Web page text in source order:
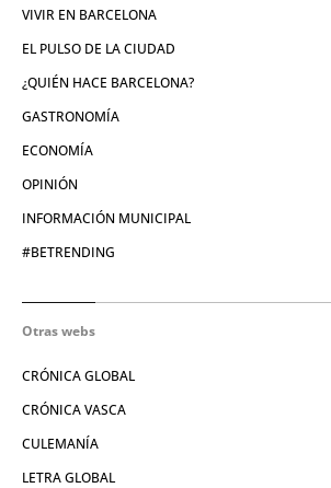
VIVIR EN BARCELONA
EL PULSO DE LA CIUDAD
¿QUIÉN HACE BARCELONA?
GASTRONOMÍA
ECONOMÍA
OPINIÓN
INFORMACIÓN MUNICIPAL
#BETRENDING
Otras webs
CRÓNICA GLOBAL
CRÓNICA VASCA
CULEMANÍA
LETRA GLOBAL